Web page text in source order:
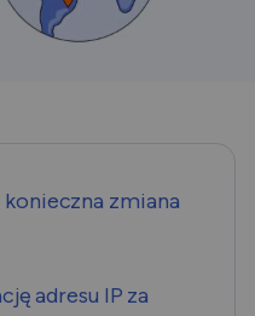
zmiana
adresu IP za